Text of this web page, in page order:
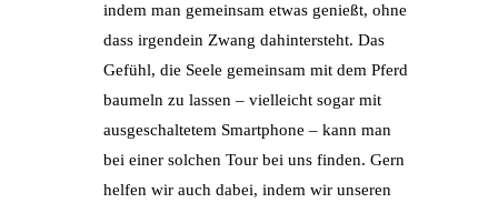
indem man gemeinsam etwas genießt, ohne
dass irgendein Zwang dahintersteht. Das
Gefühl, die Seele gemeinsam mit dem Pferd
baumeln zu lassen – vielleicht sogar mit
ausgeschaltetem Smartphone – kann man
bei einer solchen Tour bei uns finden. Gern
helfen wir auch dabei, indem wir unseren